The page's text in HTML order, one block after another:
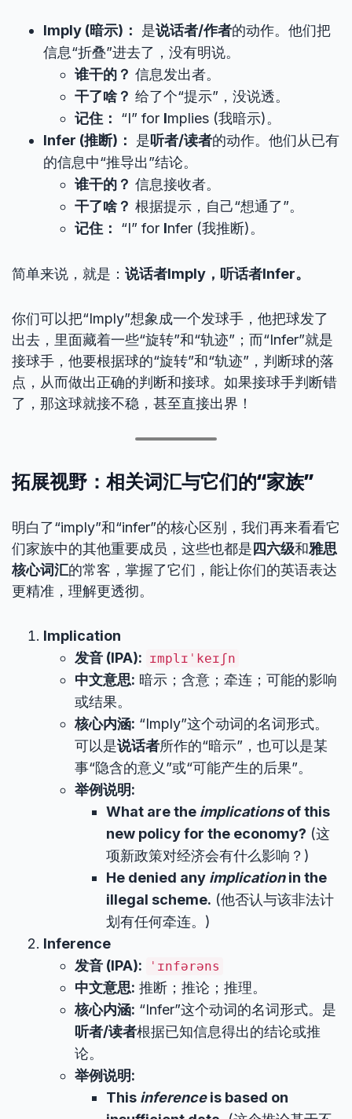
Imply (暗示)： 是说话者/作者的动作。他们把
信息“折叠”进去了，没有明说。
谁干的？ 信息发出者。
干了啥？ 给了个“提示”，没说透。
记住：
“I” for Implies (我暗示)。
Infer (推断)：
是听者/读者的动作。他们从已有
的信息中“推导出”结论。
谁干的？ 信息接收者。
干了啥？ 根据提示，自己“想通了”。
记住：
“I” for Infer (我推断)。
简单来说，就是： 说话者Imply，听话者Infer。
你们可以把“Imply”想象成一个发球手，他把球发了
出去，里面藏着一些“旋转”和“轨迹”；而“Infer”就是
接球手，他要根据球的“旋转”和“轨迹”，判断球的落
点，从而做出正确的判断和接球。如果接球手判断错
了，那这球就接不稳，甚至直接出界！
拓展视野：相关词汇与它们的“家族”
明白了“imply”和“infer”的核心区别，我们再来看看它
们家族中的其他重要成员，这些也都是 四六级和雅思
核心词汇的常客，掌握了它们，能让你们的英语表达
更精准，理解更透彻。
Implication
发音 (IPA): ɪmplɪˈkeɪʃn
中文意思: 暗示；含意；牵连；可能的影响
或结果。
核心内涵: “Imply”这个动词的名词形式。
可以是说话者所作的“暗示”，也可以是某
事“隐含的意义”或“可能产生的后果”。
举例说明:
What are the implicationsof this
new policy for the economy? (这
项新政策对经济会有什么影响？)
He denied any implicationin the
illegal scheme. (他否认与该非法计
划有任何牵连。)
Inference
发音 (IPA):
ˈɪnfərəns
中文意思: 推断；推论；推理。
核心内涵: “Infer”这个动词的名词形式。是
听者/读者根据已知信息得出的结论或推
论。
举例说明:
This inferenceis based on